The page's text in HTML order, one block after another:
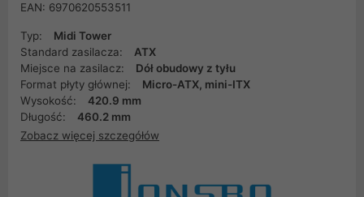
EAN: 6970620553511
Typ:
Midi Tower
Standard zasilacza:
ATX
Miejsce na zasilacz:
Dół obudowy z tyłu
Format płyty głównej:
Micro-ATX, mini-ITX
Wysokość:
420.9 mm
Długość:
460.2 mm
Zobacz więcej szczegółów